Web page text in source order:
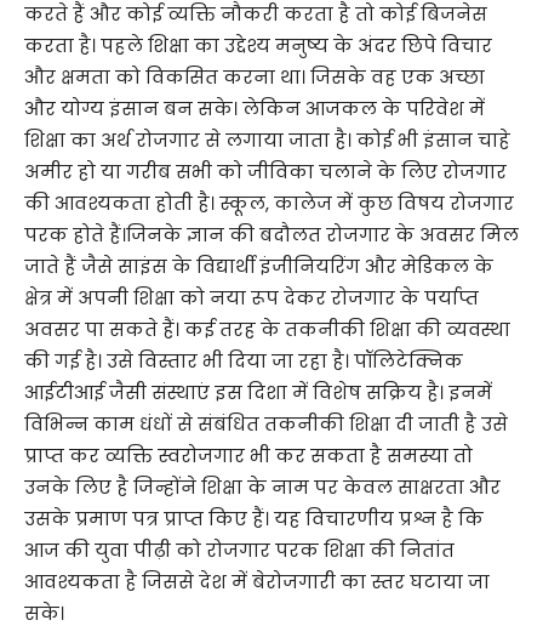
करते हैं और कोई व्यक्ति नौकरी करता है तो कोई बिजनेस
करता है। पहले शिक्षा का उद्देश्य मनुष्य के अंदर छिपे विचार
और क्षमता को विकसित करना था। जिसके वह एक अच्छा
और योग्य इंसान बन सके। लेकिन आजकल के परिवेश में
शिक्षा का अर्थ रोजगार से लगाया जाता है। कोई भी इंसान चाहे
अमीर हो या गरीब सभी को जीविका चलाने के लिए रोजगार
की आवश्यकता होती है। स्कूल, कालेज में कुछ विषय रोजगार
परक होते हैं।जिनके ज्ञान की बदौलत रोजगार के अवसर मिल
जाते हैं जैसे साइंस के विद्यार्थी इंजीनियरिंग और मेडिकल के
क्षेत्र में अपनी शिक्षा को नया रूप देकर रोजगार के पर्याप्त
अवसर पा सकते हैं। कई तरह के तकनीकी शिक्षा की व्यवस्था
की गई है। उसे विस्तार भी दिया जा रहा है। पॉलिटेक्निक
आईटीआई जैसी संस्थाएं इस दिशा में विशेष सक्रिय है। इनमें
विभिन्न काम धंधों से संबंधित तकनीकी शिक्षा दी जाती है उसे
प्राप्त कर व्यक्ति स्वरोजगार भी कर सकता है समस्या तो
उनके लिए है जिन्होंने शिक्षा के नाम पर केवल साक्षरता और
उसके प्रमाण पत्र प्राप्त किए हैं। यह विचारणीय प्रश्न है कि
आज की युवा पीढ़ी को रोजगार परक शिक्षा की नितांत
आवश्यकता है जिससे देश में बेरोजगारी का स्तर घटाया जा
सके।